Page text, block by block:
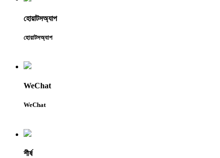
হোয়াটসঅ্যাপ
হোয়াটসঅ্যাপ
WeChat
WeChat
শীর্ষ